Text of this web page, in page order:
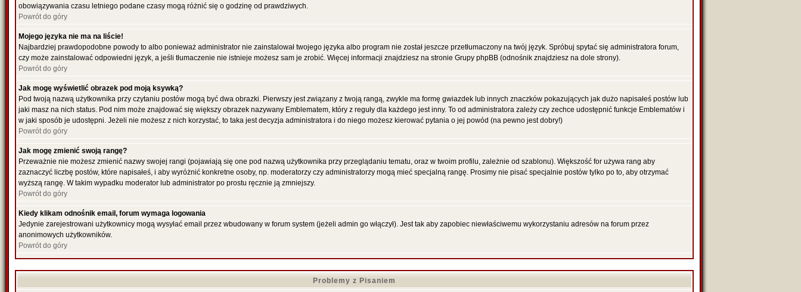
obowiązywania czasu letniego podane czasy mogą różnić się o godzinę od prawdziwych.
Powrót do góry
Mojego języka nie ma na liście!
Najbardziej prawdopodobne powody to albo ponieważ administrator nie zainstalował twojego języka albo program nie został jeszcze przetłumaczony na twój język. Spróbuj spytać się administratora forum,
czy może zainstalować odpowiedni język, a jeśli tłumaczenie nie istnieje możesz sam je zrobić. Więcej informacji znajdziesz na stronie Grupy phpBB (odnośnik znajdziesz na dole strony).
Powrót do góry
Jak mogę wyświetlić obrazek pod moją ksywką?
Pod twoją nazwą użytkownika przy czytaniu postów mogą być dwa obrazki. Pierwszy jest związany z twoją rangą, zwykle ma formę gwiazdek lub innych znaczków pokazujących jak dużo napisałeś postów lub
jaki masz na nich status. Pod nim może znajdować się większy obrazek nazywany Emblematem, który z reguły dla każdego jest inny. To od administratora zależy czy zechce udostępnić funkcje Emblematów i
w jaki sposób je udostępni. Jeżeli nie możesz z nich korzystać, to taka jest decyzja administratora i do niego możesz kierować pytania o jej powód (na pewno jest dobry!)
Powrót do góry
Jak mogę zmienić swoją rangę?
Przeważnie nie możesz zmienić nazwy swojej rangi (pojawiają się one pod nazwą użytkownika przy przeglądaniu tematu, oraz w twoim profilu, zależnie od szablonu). Większość for używa rang aby
zaznaczyć liczbę postów, które napisałeś, i aby wyróżnić konkretne osoby, np. moderatorzy czy administratorzy mogą mieć specjalną rangę. Prosimy nie pisać specjalnie postów tylko po to, aby otrzymać
wyższą rangę. W takim wypadku moderator lub administrator po prostu ręcznie ją zmniejszy.
Powrót do góry
Kiedy klikam odnośnik email, forum wymaga logowania
Jedynie zarejestrowani użytkownicy mogą wysyłać email przez wbudowany w forum system (jeżeli admin go włączył). Jest tak aby zapobiec niewłaściwemu wykorzystaniu adresów na forum przez
anonimowych użytkowników.
Powrót do góry
Problemy z Pisaniem